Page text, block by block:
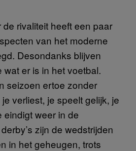
rivaliteit heeft een paar
van het moderne
Desondanks blijven
wat er is in het voetbal.
seizoen ertoe zonder
verliest, je speelt gelijk, je
eindigt weer in de
zijn de wedstrijden
in het geheugen, trots